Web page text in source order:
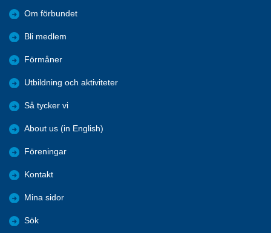
Om förbundet
Bli medlem
Förmåner
Utbildning och aktiviteter
Så tycker vi
About us (in English)
Föreningar
Kontakt
Mina sidor
Sök